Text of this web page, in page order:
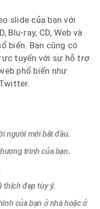
slide của bạn với
Blu-ray, CD, Web và
biến. Bạn cũng có
tuyến với sự hỗ trợ
phổ biến như
người mới bắt đầu.
trình của bạn.
thích đẹp tùy ý.
của bạn ở nhà hoặc ở